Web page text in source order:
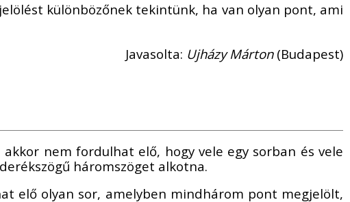
különbözőnek tekintünk, ha van olyan pont, ami
Javasolta: Ujházy Márton(Budapest)
nem fordulhat elő, hogy vele egy sorban és vele
háromszöget alkotna.
elő olyan sor, amelyben mindhárom pont megjelölt,